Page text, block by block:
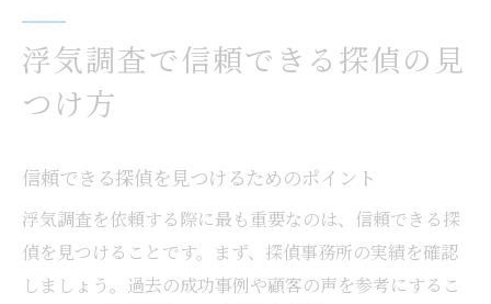
浮気調査で信頼できる探偵の見
つけ方
信頼できる探偵を見つけるためのポイント
浮気調査を依頼する際に最も重要なのは、信頼できる探
偵を見つけることです。まず、探偵事務所の実績を確認
しましょう。過去の成功事例や顧客の声を参考にするこ